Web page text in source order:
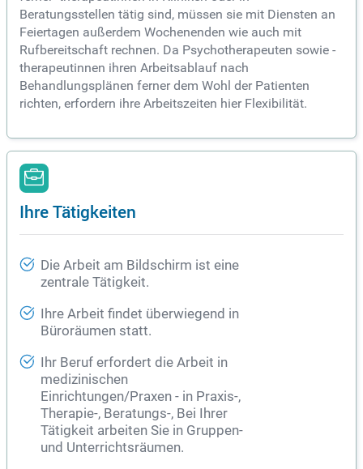
Beratungsstellen tätig sind, müssen sie mit Diensten an
Feiertagen außerdem Wochenenden wie auch mit
Rufbereitschaft rechnen. Da Psychotherapeuten sowie -
therapeutinnen ihren Arbeitsablauf nach
Behandlungsplänen ferner dem Wohl der Patienten
richten, erfordern ihre Arbeitszeiten hier Flexibilität.
Ihre Tätigkeiten
Die Arbeit am Bildschirm ist eine
zentrale Tätigkeit.
Ihre Arbeit findet überwiegend in
Büroräumen statt.
Ihr Beruf erfordert die Arbeit in
medizinischen
Einrichtungen/Praxen - in Praxis-,
Therapie-, Beratungs-, Bei Ihrer
Tätigkeit arbeiten Sie in Gruppen-
und Unterrichtsräumen.